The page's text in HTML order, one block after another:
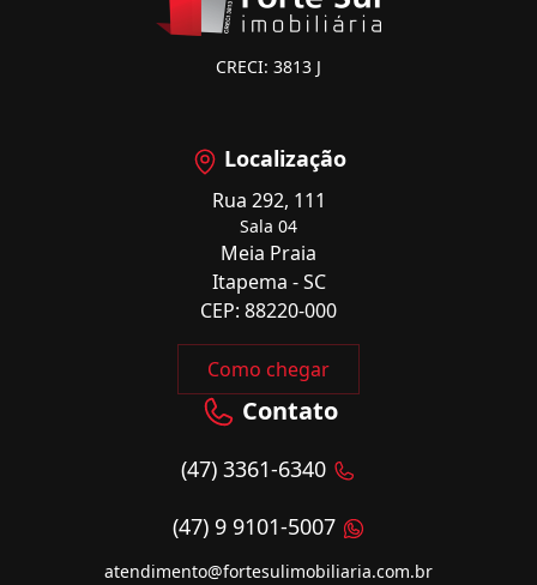
CRECI: 3813 J
Localização
Rua 292, 111
Sala 04
Meia Praia
Itapema - SC
CEP: 88220-000
Como chegar
Contato
(47) 3361-6340
(47) 9 9101-5007
atendimento@fortesulimobiliaria.com.br